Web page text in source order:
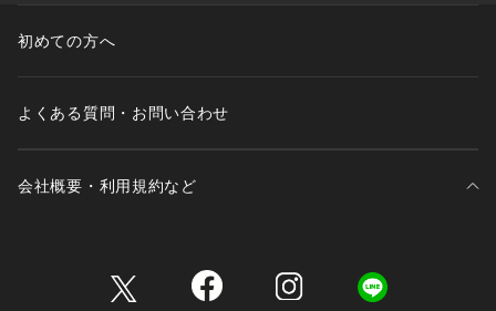
初めての方へ
よくある質問・お問い合わせ
会社概要・利用規約など